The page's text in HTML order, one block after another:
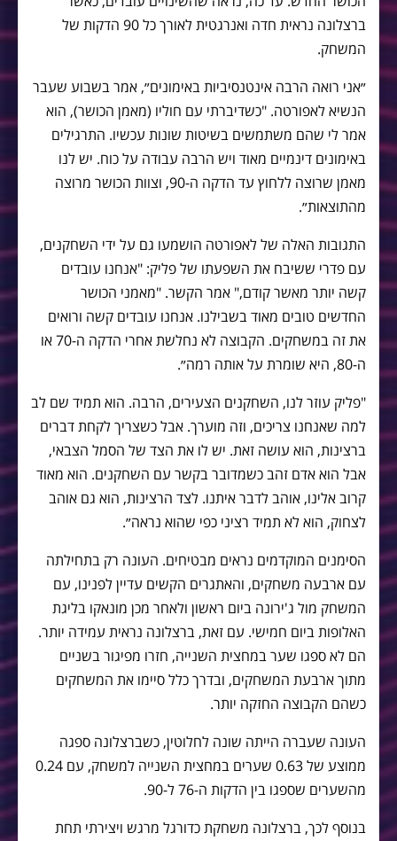
ברצלונה נראית חדה ואנרגטית לאורך כל 90 הדקות של
המשחק.
״אני רואה הרבה אינטנסיביות באימונים״, אמר בשבוע שעבר
הנשיא לאפורטה. "כשדיברתי עם חוליו (מאמן הכושר), הוא
אמר לי שהם משתמשים בשיטות שונות עכשיו. התרגילים
באימונים דינמיים מאוד ויש הרבה עבודה על כוח. יש לנו
מאמן שרוצה ללחוץ עד הדקה ה-90, וצוות הכושר מרוצה
מהתוצאות״.
התגובות האלה של לאפורטה הושמעו גם על ידי השחקנים,
עם פדרי ששיבח את השפעתו של פליק: "אנחנו עובדים
קשה יותר מאשר קודם," אמר הקשר. "מאמני הכושר
החדשים טובים מאוד בשבילנו. אנחנו עובדים קשה ורואים
את זה במשחקים. הקבוצה לא נחלשת אחרי הדקה ה-70 או
ה-80, היא שומרת על אותה רמה״.
"פליק עוזר לנו, השחקנים הצעירים, הרבה. הוא תמיד שם לב
למה שאנחנו צריכים, וזה מוערך. אבל כשצריך לקחת דברים
ברצינות, הוא עושה זאת. יש לו את הצד של הסמל הצבאי,
אבל הוא אדם זהב כשמדובר בקשר עם השחקנים. הוא מאוד
קרוב אלינו, אוהב לדבר איתנו. לצד הרצינות, הוא גם אוהב
לצחוק, הוא לא תמיד רציני כפי שהוא נראה״.
הסימנים המוקדמים נראים מבטיחים. העונה רק בתחילתה
עם ארבעה משחקים, והאתגרים הקשים עדיין לפנינו, עם
המשחק מול ג'ירונה ביום ראשון ולאחר מכן מונאקו בליגת
האלופות ביום חמישי. עם זאת, ברצלונה נראית עמידה יותר.
הם לא ספגו שער במחצית השנייה, חזרו מפיגור בשניים
מתוך ארבעת המשחקים, ובדרך כלל סיימו את המשחקים
כשהם הקבוצה החזקה יותר.
העונה שעברה הייתה שונה לחלוטין, כשברצלונה ספגה
ממוצע של 0.63 שערים במחצית השנייה למשחק, עם 0.24
מהשערים שספגו בין הדקות ה-76 ל-90.
בנוסף לכך, ברצלונה משחקת כדורגל מרגש ויצירתי תחת